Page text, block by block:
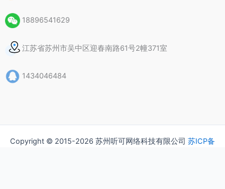
18896541629
江苏省苏州市吴中区迎春南路61号2幢371室
1434046484
Copyright © 2015-2026 苏州听可网络科技有限公司 苏ICP备